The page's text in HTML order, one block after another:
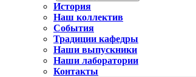
История
Наш коллектив
События
Традиции кафедры
Наши выпускники
Наши лаборатории
Контакты